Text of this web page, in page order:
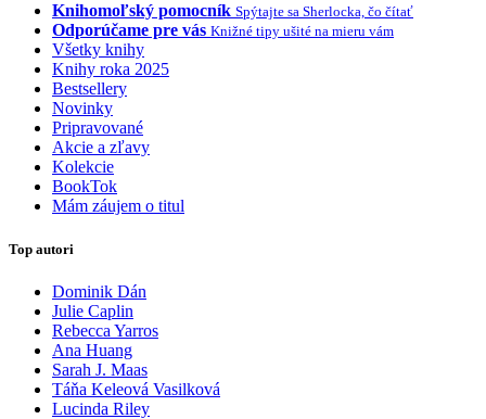
Knihomoľský pomocník Spýtajte sa Sherlocka, čo čítať
Odporúčame pre vás Knižné tipy ušité na mieru vám
Všetky knihy
Knihy roka 2025
Bestsellery
Novinky
Pripravované
Akcie a zľavy
Kolekcie
BookTok
Mám záujem o titul
Top autori
Dominik Dán
Julie Caplin
Rebecca Yarros
Ana Huang
Sarah J. Maas
Táňa Keleová Vasilková
Lucinda Riley